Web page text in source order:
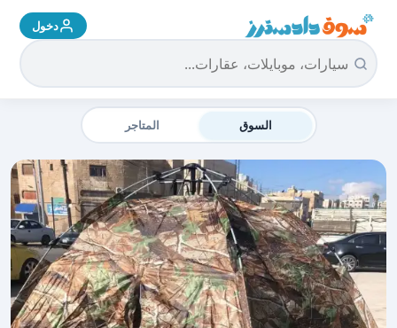
سوق دادسترز الرئيسية دخول
السوق المتاجر